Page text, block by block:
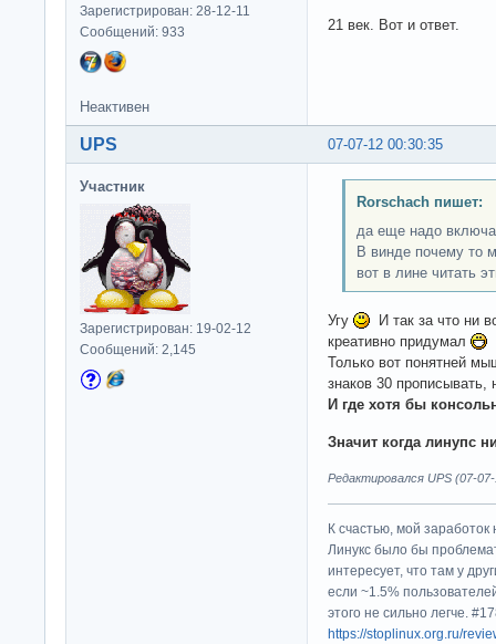
Зарегистрирован: 28-12-11
Сообщений: 933
21 век. Вот и ответ.
Неактивен
07-07-12 00:30:35
UPS
Участник
Зарегистрирован: 19-02-12
Сообщений: 2,145
Rorschach пишет:
да еще надо
В винде почему то
вот в лине читать
Угу
И так за что ни
креативно придумал
Только вот понятней
знаков 30 прописывать,
И где хотя бы
Значит когда линупс
Редактировался UPS (07-
К счастью, мой
Линукс было бы
интересует, что там у
если ~1.5%
этого не сильно легче.
https://stoplinux.org.ru/